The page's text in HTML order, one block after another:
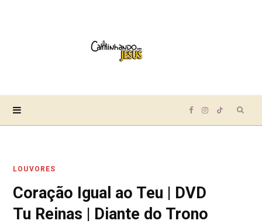
F I T
LOUVORES
Coração Igual ao Teu | DVD
Tu Reinas | Diante do Trono